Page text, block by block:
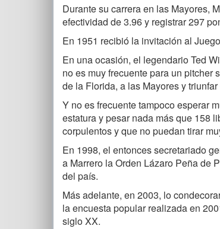
Durante su carrera en las Mayores,
efectividad de 3.96 y registrar 297
En 1951 recibió la invitación al
En una ocasión, el legendario Ted
no es muy frecuente para un pitcher
de la Florida, a las Mayores y
Y no es frecuente tampoco esperar
estatura y pesar nada más que 158
corpulentos y que no puedan tirar
En 1998, el entonces secretariado
a Marrero la Orden Lázaro Peña de
del país.
Más adelante, en 2003, lo
la encuesta popular realizada en
siglo XX.